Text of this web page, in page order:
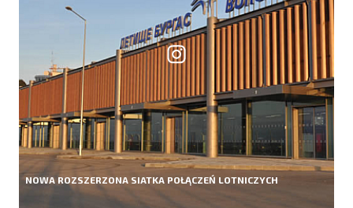
NOWA ROZSZERZONA SIATKA POŁĄCZEŃ LOTNICZYCH